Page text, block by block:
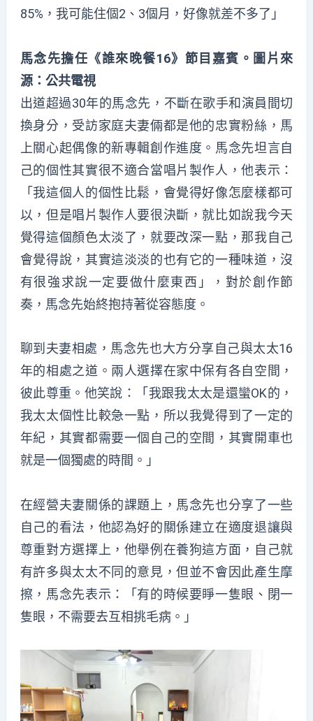
85%，我可能住個2、3個月，好像就差不多了」
馬念先擔任《誰來晚餐16》節目嘉賓。圖片來
源：公共電視
出道超過30年的馬念先，不斷在歌手和演員間切
換身分，受訪家庭夫妻倆都是他的忠實粉絲，馬
上關心起偶像的新專輯創作進度。馬念先坦言自
己的個性其實很不適合當唱片製作人，他表示：
「我這個人的個性比鬆，會覺得好像怎麼樣都可
以，但是唱片製作人要很決斷，就比如說我今天
覺得這個顏色太淡了，就要改深一點，那我自己
會覺得說，其實這淡淡的也有它的一種味道，沒
有很強求說一定要做什麼東西」，對於創作節
奏，馬念先始終抱持著從容態度。
聊到夫妻相處，馬念先也大方分享自己與太太16
年的相處之道。兩人選擇在家中保有各自空間，
彼此尊重。他笑說：「我跟我太太是還蠻OK的，
我太太個性比較急一點，所以我覺得到了一定的
年紀，其實都需要一個自己的空間，其實開車也
就是一個獨處的時間。」
在經營夫妻關係的課題上，馬念先也分享了一些
自己的看法，他認為好的關係建立在適度退讓與
尊重對方選擇上，他舉例在養狗這方面，自己就
有許多與太太不同的意見，但並不會因此產生摩
擦，馬念先表示：「有的時候要睜一隻眼、閉一
隻眼，不需要去互相挑毛病。」